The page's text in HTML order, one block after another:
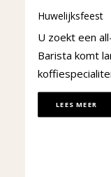
Huwelijksfeest
U zoekt een
Barista komt
LEES MEER